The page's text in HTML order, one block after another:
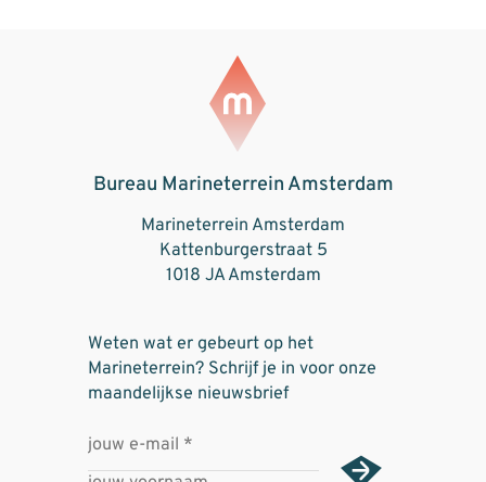
Bureau Marineterrein Amsterdam
Marineterrein Amsterdam
Kattenburgerstraat 5
1018 JA Amsterdam
Weten wat er gebeurt op het
Marineterrein? Schrijf je in voor onze
maandelijkse nieuwsbrief